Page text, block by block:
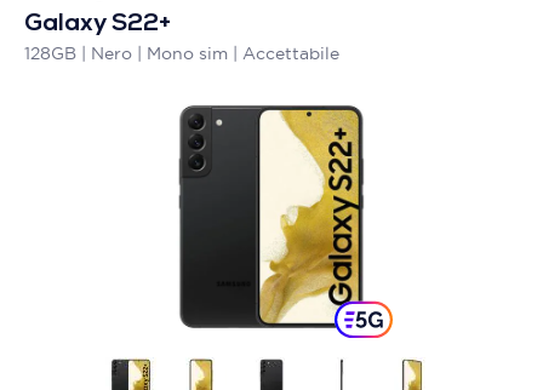
Galaxy S22+
128GB | Nero | Mono sim | Accettabile